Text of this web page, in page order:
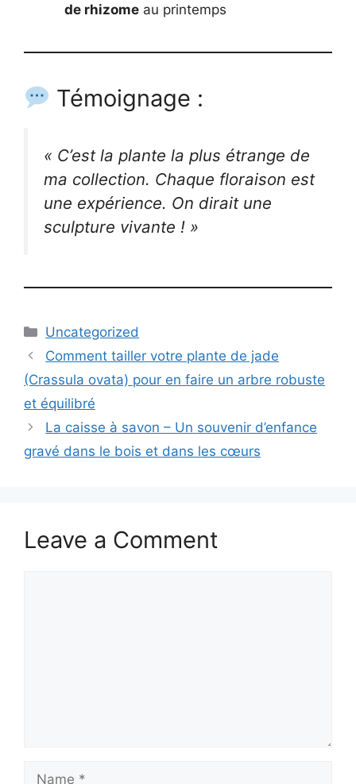
de rhizome au printemps
Témoignage :
« C’est la plante la plus étrange de
ma collection. Chaque floraison est
une expérience. On dirait une
sculpture vivante ! »
Categories
Uncategorized
Comment tailler votre plante de jade
(Crassula ovata) pour en faire un arbre robuste
et équilibré
La caisse à savon – Un souvenir d’enfance
gravé dans le bois et dans les cœurs
Leave a Comment